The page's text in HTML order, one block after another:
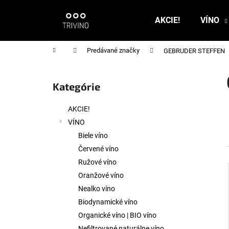
AKCIE! VÍNO
Domov Predávané značky GEBRUDER STEFFEN
Preskočiť
kategórie
Kategórie
AKCIE!
VÍNO
Biele víno
Červené víno
Ružové víno
Oranžové víno
Nealko víno
Biodynamické víno
Organické víno | BIO víno
í
do
do